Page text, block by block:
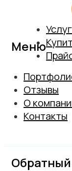
Меню
Монтаж
Монтаж
Замер
Входные
Отзывы
О
Контакты